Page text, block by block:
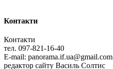
Контакти
Контакти
тел. 097-821-16-40
E-mail: panorama.if.ua@gmail.com
редактор сайту Василь Солтис